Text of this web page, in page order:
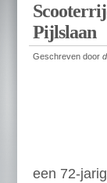
Pijlslaan
Geschreven door
een 72-